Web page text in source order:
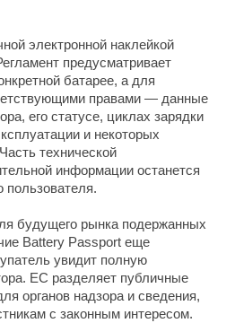
электронной наклейкой
предусматривает
батарее, а для
правами — данные
его статусе, циклах зарядки
и некоторых
технической
информации останется
пользователя.
будущего рынка подержанных
Battery Passport еще
увидит полную
ЕС разделяет публичные
органов надзора и сведения,
с законным интересом.